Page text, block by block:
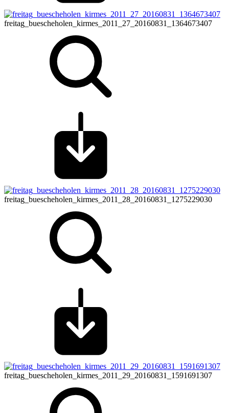
freitag_buescheholen_kirmes_2011_27_20160831_1364673407
freitag_buescheholen_kirmes_2011_28_20160831_1275229030
freitag_buescheholen_kirmes_2011_29_20160831_1591691307